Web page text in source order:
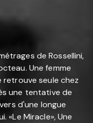
de Rossellini,
Une femme
seule chez
une tentative de
d'une longue
«Le Miracle», Une